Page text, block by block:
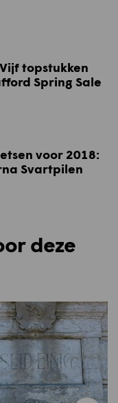
topstukken
Spring Sale
voor 2018:
Svartpilen
deze